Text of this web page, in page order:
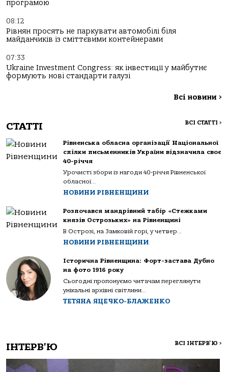
програмою
08:12
Рівнян просять не паркувати автомобілі біля
майданчиків із сміттєвими контейнерами
07:33
Ukraine Investment Congress: як інвестиції у майбутнє
формують нові стандарти галузі
Всі новини >
СТАТТІ ВСІ СТАТТІ >
Рівненська обласна організації Національної
спілки письменників України відзначила своє
40-річчя
Урочисті збори із нагоди 40-річчя Рівненської
обласної...
НОВИНИ РІВНЕНЩИНИ
Розпочався мандрівний табір «Стежками
князів Острозьких» на Рівненщині
В Острозі, на Замковій горі, у четвер...
НОВИНИ РІВНЕНЩИНИ
Історична Рівненщина: Форт-застава Дубно
на фото 1916 року
Сьогодні пропонуємо читачам переглянути
унікальні архівні світлини...
ТЕТЯНА ЯЦЕЧКО-БЛАЖЕНКО
ІНТЕРВ'Ю ВСІ ІНТЕРВ'Ю >